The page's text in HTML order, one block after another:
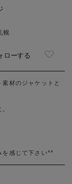
幌
ローする
材のジャケットと
を感じて下さい^^